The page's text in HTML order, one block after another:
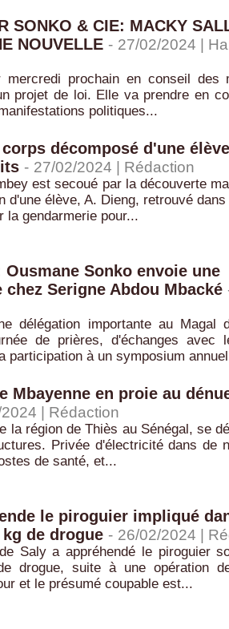
SONKO & CIE: MACKY
NOUVELLE - 27/02/2024 |
prochain en conseil des
projet de loi. Elle va prendre en
politiques...
décomposé d'une élève
- 27/02/2024 | Rédaction
est secoué par la découverte
d'une élève, A. Dieng, retrouvé
la gendarmerie pour...
Sonko envoie une
Serigne Abdou Mbacké
délégation importante au Magal
de prières, d'échanges avec
participation à un symposium
Mbayenne en proie au
| Rédaction
la région de Thiès au Sénégal, se
Privée d'électricité dans de
de santé, et...
le piroguier impliqué
de drogue - 26/02/2024 |
Saly a appréhendé le piroguier
drogue, suite à une opération
et le présumé coupable est...